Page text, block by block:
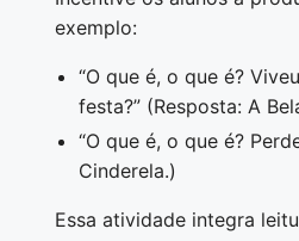
exemplo:
“O que é, o que é?
festa?” (Resposta: A
“O que é, o que é?
Cinderela.)
Essa atividade integra